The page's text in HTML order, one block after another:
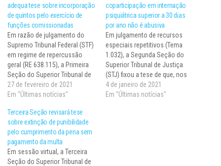
adequa tese sobre incorporação
de quintos pelo exercício de
funções comissionadas
Em razão de julgamento do
Supremo Tribunal Federal (STF)
em regime de repercussão
geral (RE 638.115), a Primeira
Seção do Superior Tribunal de
Justiça (STJ) readequou a tese
fixada no Tema 503 dos
estabelecer que os servidores
públicos federais civis não têm
direito à incorporação de
quintos…
27 de fevereiro de 2021
Em "Últimas notícias"
coparticipação em internação
psiquiátrica superior a 30 dias
por ano não é abusiva
​​​​​Em julgamento de recursos
especiais repetitivos (Tema
1.032), a Segunda Seção do
Superior Tribunal de Justiça
(STJ) fixou a tese de que, nos
contratos de plano de saúde,
não é abusiva a cláusula de
4 de janeiro de 2021
Em "Últimas notícias"
Terceira Seção revisará tese
sobre extinção de punibilidade
pelo cumprimento da pena sem
pagamento da multa
​Em sessão virtual, a Terceira
Seção do Superior Tribunal de